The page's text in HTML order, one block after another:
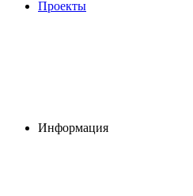
Проекты
Информация